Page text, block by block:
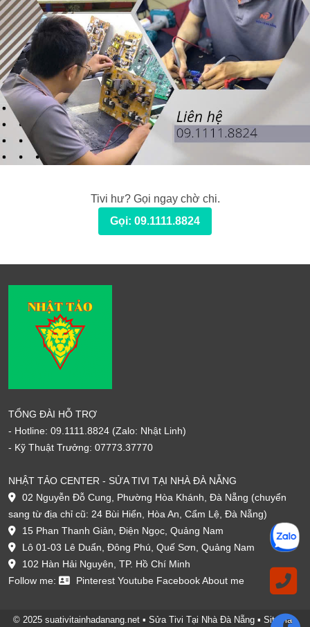
Tivi hư? Gọi ngay chờ chi.
Gọi: 09.1111.8824
TỔNG ĐÀI HỖ TRỢ
- Hotline: 09.1111.8824 (Zalo: Nhật Linh)
- Kỹ Thuật Trưởng: 07773.37770
NHẬT TẢO CENTER - SỬA TIVI TẠI NHÀ ĐÀ NẴNG
02 Nguyễn Đỗ Cung, Phường Hòa Khánh, Đà Nẵng (chuyển
sang từ địa chỉ cũ: 24 Bùi Hiển, Hòa An, Cẩm Lệ, Đà Nẵng)
15 Phan Thanh Giản, Điện Ngọc, Quảng Nam
Lô 01-03 Lê Duẩn, Đông Phú, Quế Sơn, Quảng Nam
102 Hàn Hải Nguyên, TP. Hồ Chí Minh
Follow me:
Pinterest Youtube FacebookAbout me
© 2025 suativitainhadanang.net ▪ Sửa Tivi Tại Nhà Đà Nẵng ▪ Sitemap